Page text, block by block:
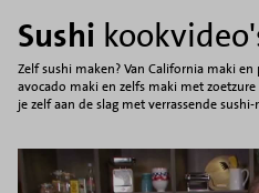
Sushi
Zelf sushi maken? Van California maki
avocado maki en zelfs maki met
je zelf aan de slag met verrassende sushi-